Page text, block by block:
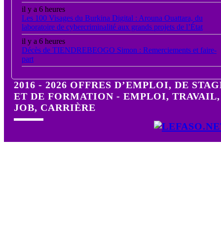
il y a 6 heures
Les 100 Visages du Burkina Digital : Arouna Ouattara, du
laboratoire de cybercriminalité aux grands projets de l’État
il y a 6 heures
Décès de TIENDREBEOGO Simon : Remerciements et faire-
part
2016 - 2026 OFFRES D’EMPLOI, DE
ET DE FORMATION - EMPLOI, TRAVAIL,
JOB, CARRIÈRE